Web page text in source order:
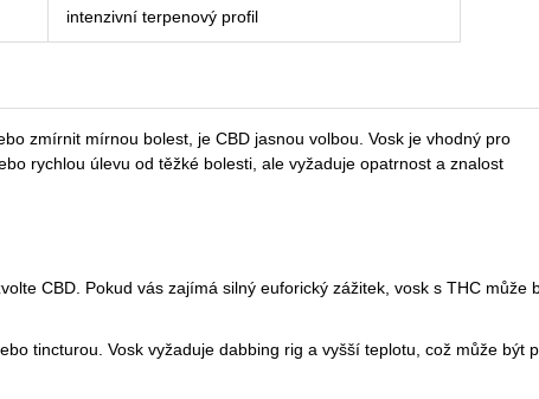
intenzivní terpenový profil
zmírnit mírnou bolest, je CBD jasnou volbou. Vosk je vhodný pro
rychlou úlevu od těžké bolesti, ale vyžaduje opatrnost a znalost
CBD. Pokud vás zajímá silný euforický zážitek, vosk s THC může
tincturou. Vosk vyžaduje dabbing rig a vyšší teplotu, což může být